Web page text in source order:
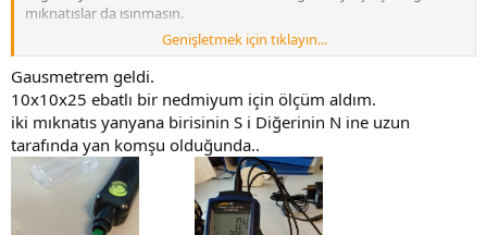
mıknatıslar da ısınmasın.
Yakında 3 teslaya kadar akı ölçen gausmetre gelecek. Merakla
bekliyorum.
Genişletmek için tıklayın...
Gausmetrem geldi.
10x10x25 ebatlı bir nedmiyum için ölçüm aldım.
iki mıknatıs yanyana birisinin S i Diğerinin N ine uzun
tarafında yan komşu olduğunda..